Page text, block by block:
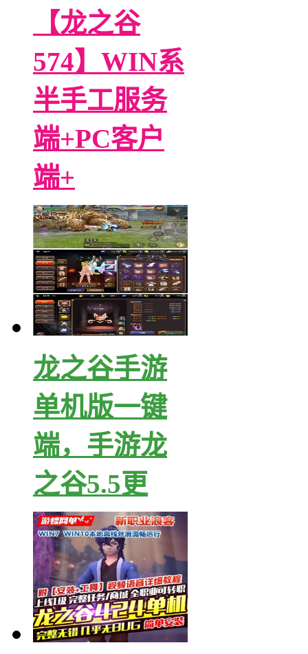
【龙之谷
574】WIN系
半手工服务
端+PC客户
端+
龙之谷手游
单机版一键
端，手游龙
之谷5.5更